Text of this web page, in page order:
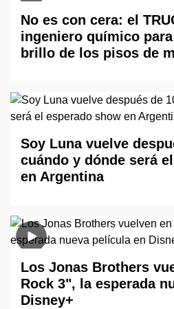
No es con cera: el
ingeniero químico para
brillo de los pisos de
Soy Luna vuelve
cuándo y dónde será
en Argentina
Los Jonas Brothers
Rock 3", la esperada
Disney+